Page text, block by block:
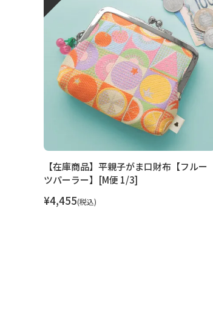
【在庫商品】平親子がま口財布【フルー
ツパーラー】[M便 1/3]
¥4,455 税込